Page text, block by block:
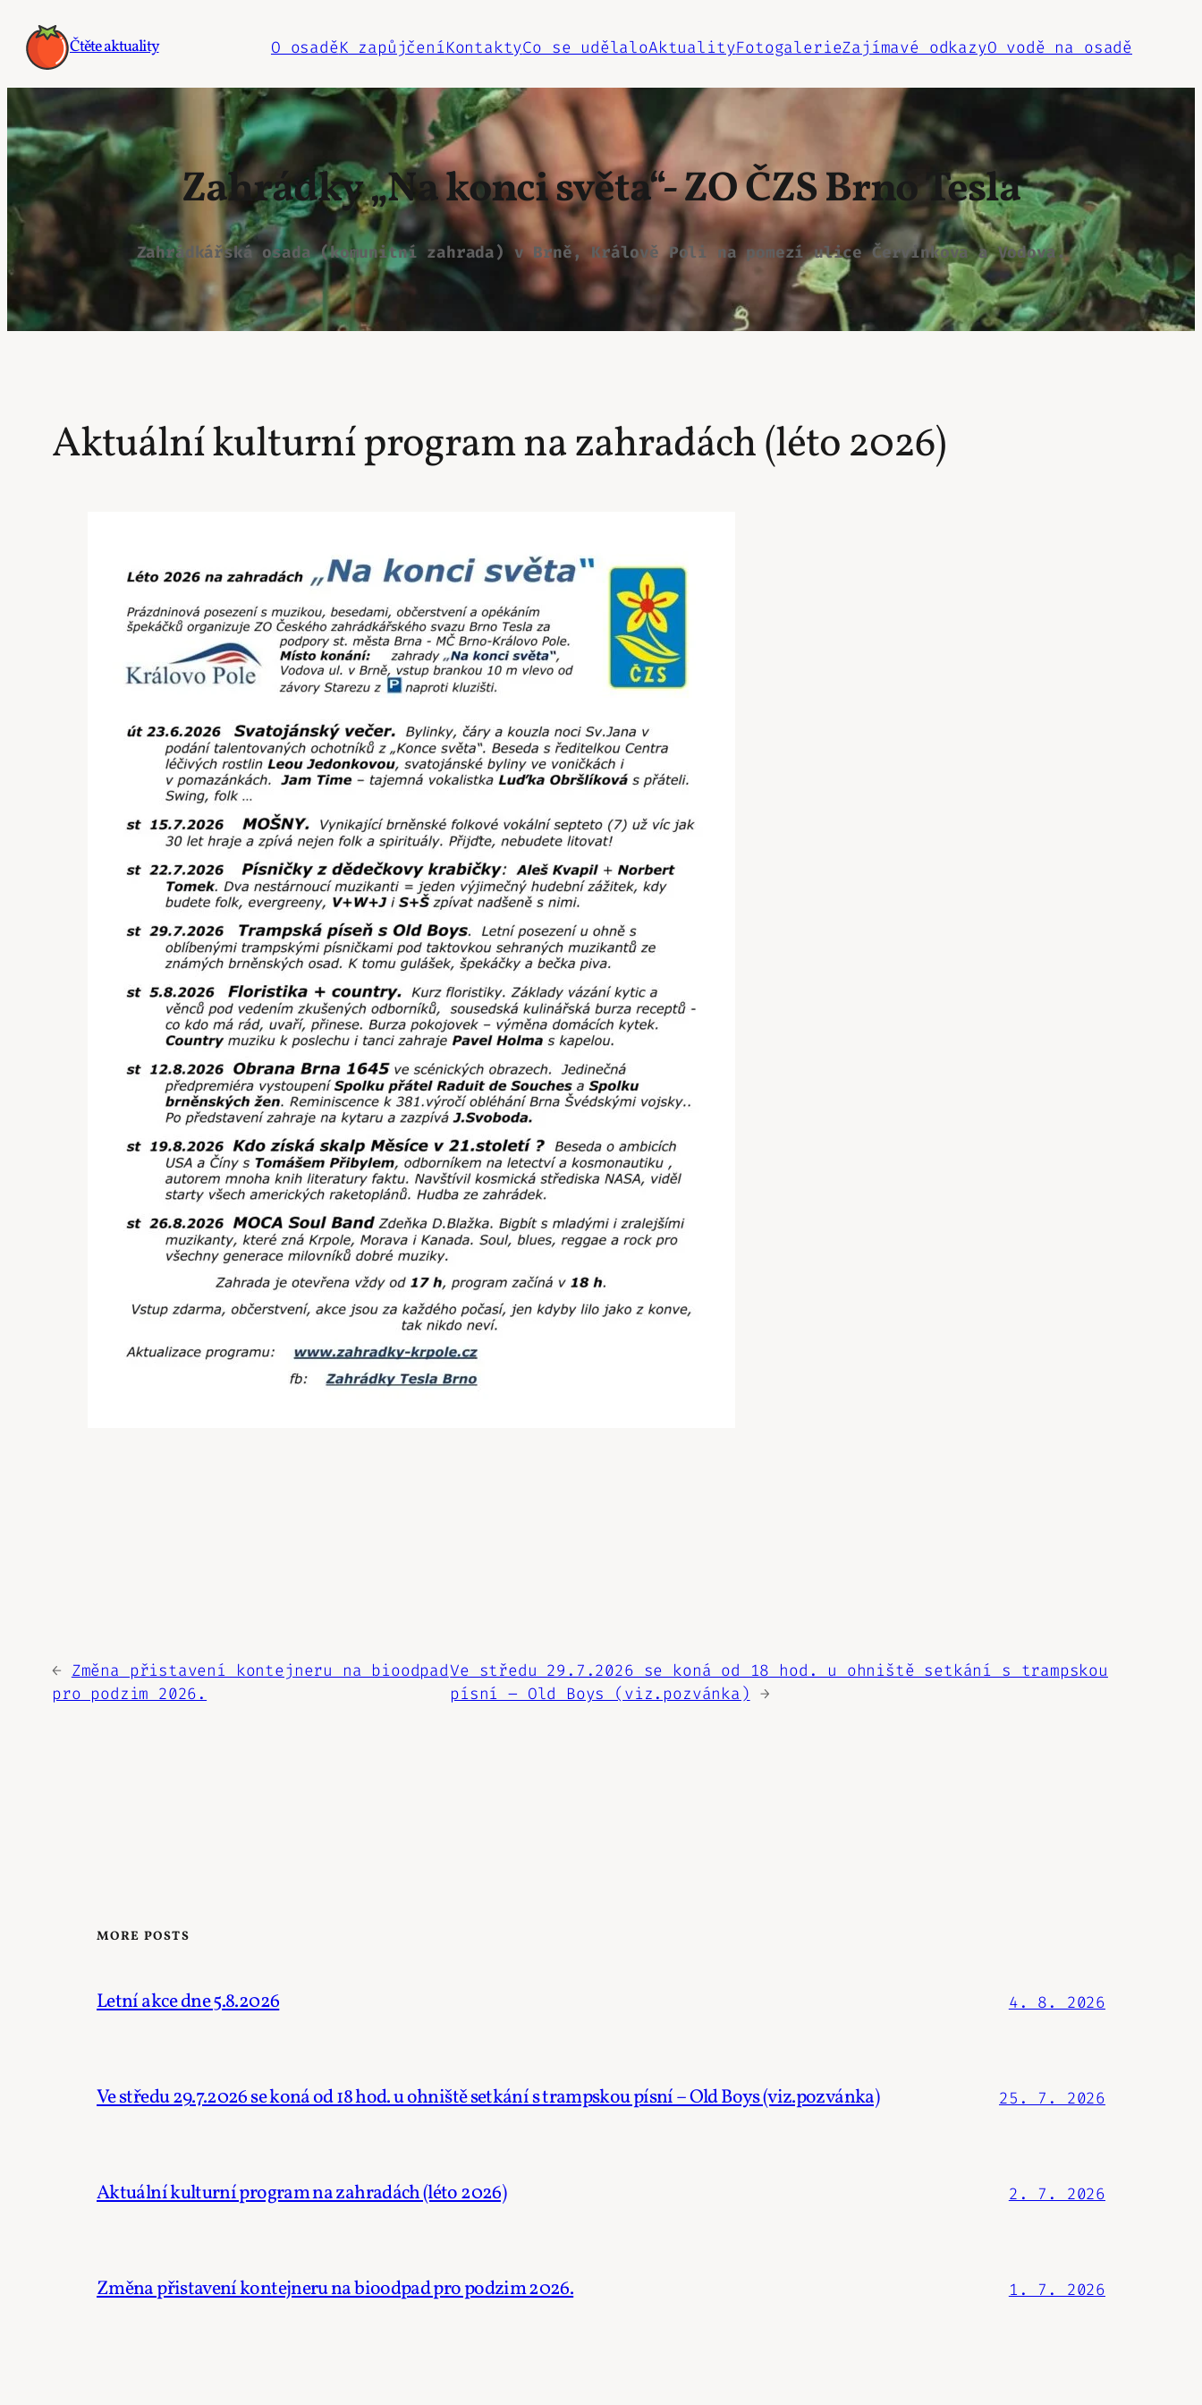
obsah
Čtěte aktuality O osaděK zapůjčeníKontaktyCo se udělaloAktualityFotogalerieZajímavé odkazyO vodě na osadě
Zahrádky „Na konci světa“- ZO ČZSBrnoTesla
Zahrádkářská osada (komunitní zahrada) v Brně, Králově Poli na pomezí ulice Červinkova a Vodova.
Aktuální kulturní program na zahradách (léto 2026)
← Změna přistavení kontejneru na bioodpad
pro podzim 2026.
Ve středu 29.7.2026 se koná od 18 hod. u ohniště setkání s trampskou
písní – Old Boys (viz.pozvánka) →
MORE POSTS
Letní akce dne 5.8.2026 4. 8. 2026
Ve středu 29.7.2026 se koná od 18 hod. u ohniště setkání s trampskou písní – Old Boys (viz.pozvánka) 25. 7. 2026
Aktuální kulturní program na zahradách (léto 2026) 2. 7. 2026
Změna přistavení kontejneru na bioodpad pro podzim 2026. 1. 7. 2026